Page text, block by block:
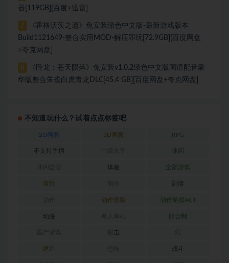
器[119GB][百度+迅雷]
7
《霍格沃茨之遗》免安装绿色中文版-最新游戏版本
Build1121649-整合实用MOD-解压即玩[72.9GB][百度网盘
+夸克网盘]
8
《卧龙：苍天陨落》免安装v1.0.2绿色中文版国语配音豪
华版整合朱雀白虎青龙DLC[45.4 GB][百度网盘+夸克网盘]
不知道玩什么？试着点点标签吧
2D画面 3D画面 RPG
不支持手柄 休闲
体验 全部游戏
冒险 剧情
动作冒险 动作游戏ACT
动漫 回合制
射击 幻
建造 战斗